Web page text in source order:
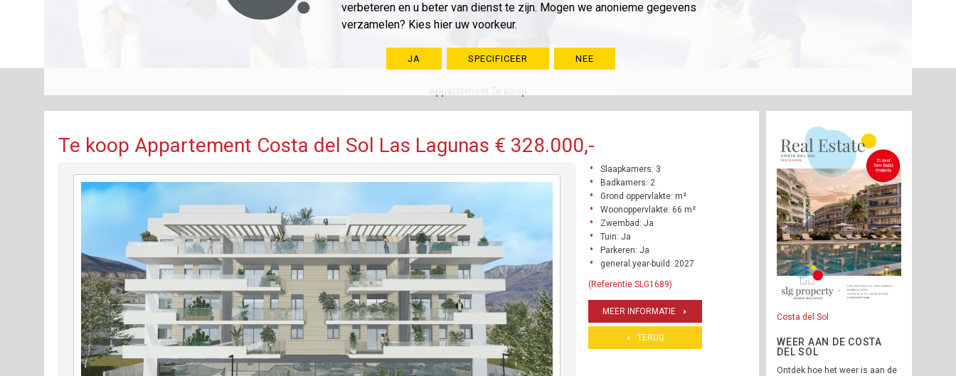
verbeteren en u beter van dienst te zijn. Mogen we anonieme gegevens
verzamelen? Kies hier uw voorkeur.
JA SPECIFICEER NEE
Te koop Appartement Costa del Sol Las Lagunas € 328.000,-
Slaapkamers: 3
Badkamers: 2
Grond oppervlakte: m²
Woonoppervlakte: 66 m²
Zwembad: Ja
Tuin: Ja
Parkeren: Ja
general.year-build: 2027
(Referentie SLG1689)
MEER INFORMATIE
TERUG
Costa del Sol
WEER AAN DE COSTA
DEL SOL
Ontdek hoe het weer is aan de